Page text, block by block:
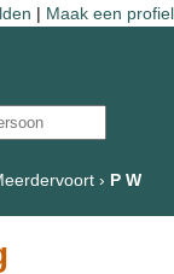
| Maak een profiel
› P W